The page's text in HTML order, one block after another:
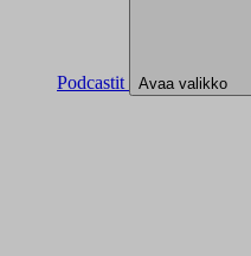
Podcastit Avaa valikko